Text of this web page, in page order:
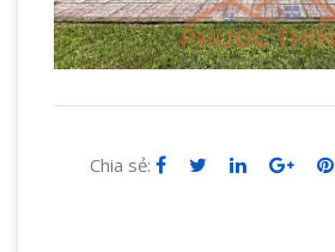
Chia sẻ: